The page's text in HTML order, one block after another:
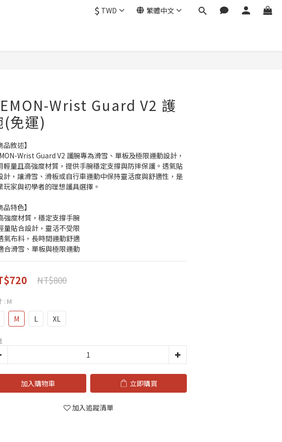
$ TWD 繁體中文
Wrist Guard V2 護
(免運)
品敘述】
Wrist Guard V2 護腕專為滑雪、單板及極限運動設計，
輕量且高強度材質，提供手腕穩定支撐與防摔保護。透氣貼
計，讓滑雪、滑板或自行車運動中保持靈活度與舒適性，是
玩家與初學者的理想護具選擇。
品特色】
強度材質，穩定支撐手腕
量貼合設計，靈活不受限
氣布料，長時間運動舒適
合滑雪、單板與極限運動
NT$800
: M
M L XL
加入購物車 立即購買
加入追蹤清單